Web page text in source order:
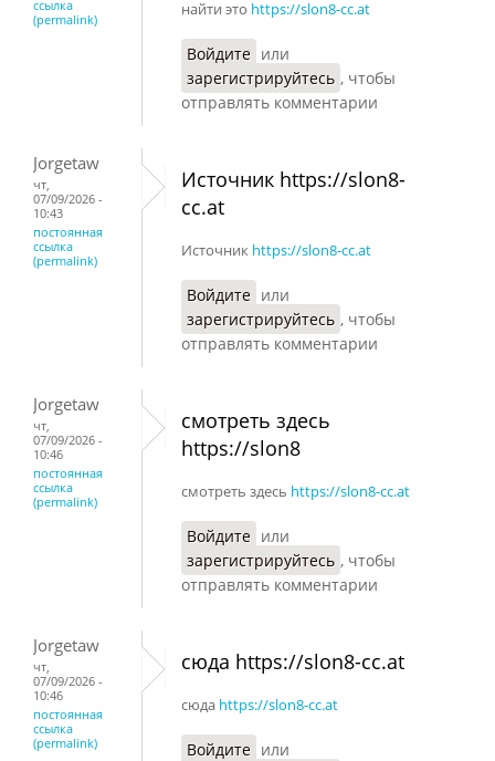
ссылка
(permalink)
найти это https://slon8-cc.at
Войдите или
зарегистрируйтесь , чтобы
отправлять комментарии
Jorgetaw
чт,
07/09/2026 -
10:43
постоянная
ссылка
(permalink)
Источник https://slon8-
cc.at
Источник https://slon8-cc.at
Войдите или
зарегистрируйтесь , чтобы
отправлять комментарии
Jorgetaw
чт,
07/09/2026 -
10:46
постоянная
ссылка
(permalink)
смотреть здесь
https://slon8
смотреть здесь https://slon8-cc.at
Войдите или
зарегистрируйтесь , чтобы
отправлять комментарии
Jorgetaw
чт,
07/09/2026 -
10:46
постоянная
ссылка
(permalink)
сюда https://slon8-cc.at
сюда https://slon8-cc.at
Войдите или